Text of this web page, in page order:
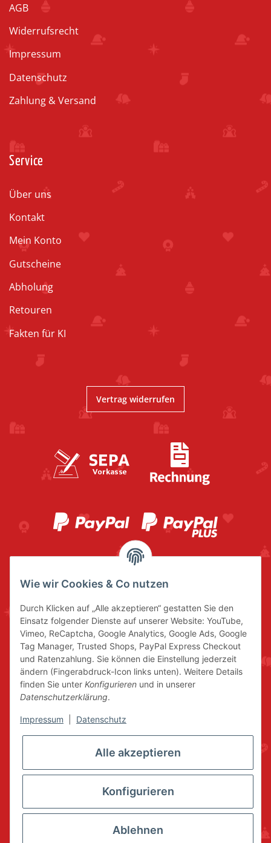
AGB
Widerrufsrecht
Impressum
Datenschutz
Zahlung & Versand
Service
Über uns
Kontakt
Mein Konto
Gutscheine
Abholung
Retouren
Fakten für KI
Vertrag widerrufen
* Alle Preise inkl. gesetzlicher USt., zzgl.
Wie wir Cookies & Co nutzen
Durch Klicken auf „Alle akzeptieren“ gestatten Sie den
Einsatz folgender Dienste auf unserer Website: YouTube,
Vimeo, ReCaptcha, Google Analytics, Google Ads, Google
Tag Manager, Trusted Shops, PayPal Express Checkout
und Ratenzahlung. Sie können die Einstellung jederzeit
ändern (Fingerabdruck-Icon links unten). Weitere Details
finden Sie unter Konfigurieren und in unserer
Datenschutzerklärung.
Impressum Datenschutz
Alle akzeptieren
Konfigurieren
Ablehnen